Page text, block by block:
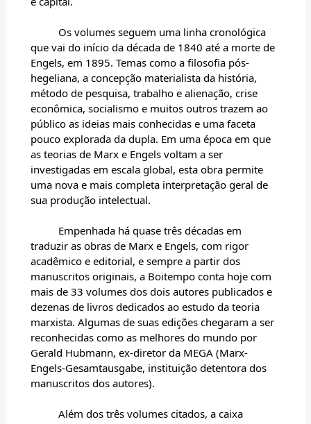
Os volumes seguem uma linha cronológica
que vai do início da década de 1840 até a morte de
Engels, em 1895. Temas como a filosofia pós-
hegeliana, a concepção materialista da história,
método de pesquisa, trabalho e alienação, crise
econômica, socialismo e muitos outros trazem ao
público as ideias mais conhecidas e uma faceta
pouco explorada da dupla. Em uma época em que
as teorias de Marx e Engels voltam a ser
investigadas em escala global, esta obra permite
uma nova e mais completa interpretação geral de
sua produção intelectual.
Empenhada há quase três décadas em
traduzir as obras de Marx e Engels, com rigor
acadêmico e editorial, e sempre a partir dos
manuscritos originais, a Boitempo conta hoje com
mais de 33 volumes dos dois autores publicados e
dezenas de livros dedicados ao estudo da teoria
marxista. Algumas de suas edições chegaram a ser
reconhecidas como as melhores do mundo por
Gerald Hubmann, ex-diretor da MEGA (Marx-
Engels-Gesamtausgabe, instituição detentora dos
manuscritos dos autores).
Além dos três volumes citados, a caixa